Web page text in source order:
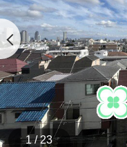
1 / 23